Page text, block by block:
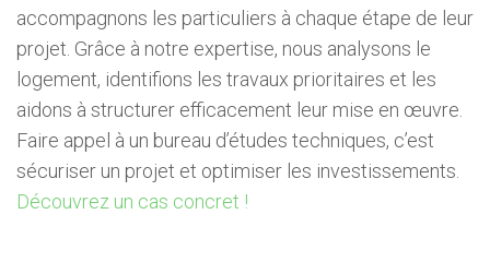
accompagnons les particuliers à chaque étape de leur
projet. Grâce à notre expertise, nous analysons le
logement, identifions les travaux prioritaires et les
aidons à structurer efficacement leur mise en œuvre.
Faire appel à un bureau d’études techniques, c’est
sécuriser un projet et optimiser les investissements.
Découvrez un cas concret !